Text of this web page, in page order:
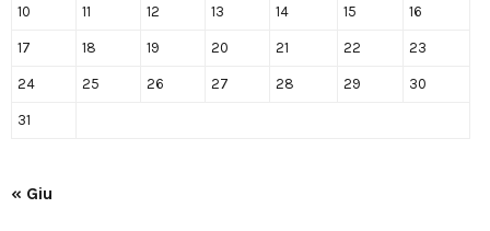
10 11 12 13 14 15 16
17 18 19 20 21 22 23
24 25 26 27 28 29 30
31
« Giu